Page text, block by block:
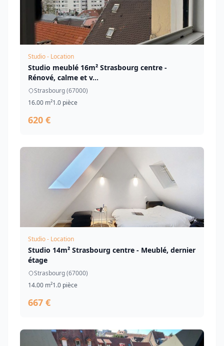
Studio - Location
Studio meublé 16m² Strasbourg centre -
Rénové, calme et v...
Strasbourg (67000)
16.00 m²1.0 pièce
620 €
Studio - Location
Studio 14m² Strasbourg centre - Meublé, dernier
étage
Strasbourg (67000)
14.00 m²1.0 pièce
667 €